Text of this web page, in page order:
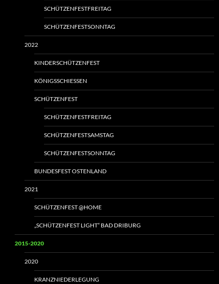
SCHÜTZENFESTFREITAG
SCHÜTZENFESTSONNTAG
2022
KINDERSCHÜTZENFEST
KÖNIGSSCHIESSEN
SCHÜTZENFEST
SCHÜTZENFESTFREITAG
SCHÜTZENFESTSAMSTAG
SCHÜTZENFESTSONNTAG
BUNDESFEST OSTENLAND
2021
SCHÜTZENFEST @HOME
„SCHÜTZENFEST LIGHT“ BAD DRIBURG
2015-2020
2020
KRANZNIEDERLEGUNG